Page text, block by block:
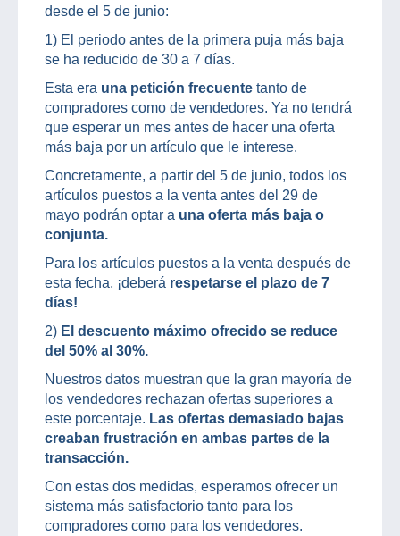
desde el 5 de junio:
1) El periodo antes de la primera puja más baja
se ha reducido de 30 a 7 días.
Esta era una petición frecuente tanto de
compradores como de vendedores. Ya no tendrá
que esperar un mes antes de hacer una oferta
más baja por un artículo que le interese.
Concretamente, a partir del 5 de junio, todos los
artículos puestos a la venta antes del 29 de
mayo podrán optar a una oferta más baja o
conjunta.
Para los artículos puestos a la venta después de
esta fecha, ¡deberá respetarse el plazo de 7
días!
2) El descuento máximo ofrecido se reduce
del 50% al 30%.
Nuestros datos muestran que la gran mayoría de
los vendedores rechazan ofertas superiores a
este porcentaje. Las ofertas demasiado bajas
creaban frustración en ambas partes de la
transacción.
Con estas dos medidas, esperamos ofrecer un
sistema más satisfactorio tanto para los
compradores como para los vendedores.